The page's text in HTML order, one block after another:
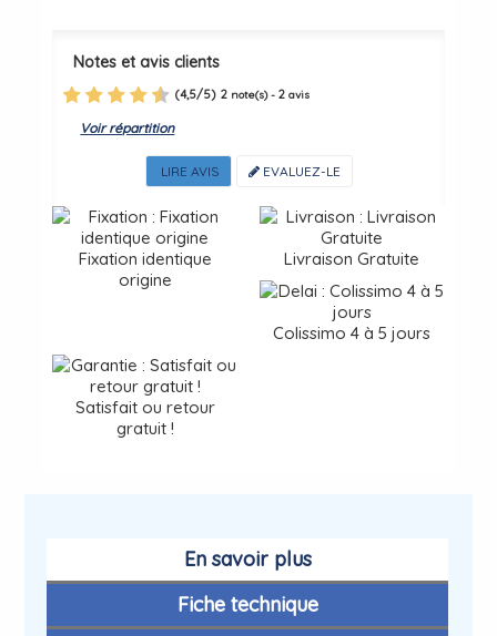
Notes et avis clients
(4,5/5) 2 note(s) -2 avis
Voir répartition
LIRE AVIS EVALUEZ-LE
Fixation identique
origine
Livraison Gratuite
Colissimo 4 à 5 jours
Satisfait ou retour
gratuit !
En savoir plus
Fiche technique